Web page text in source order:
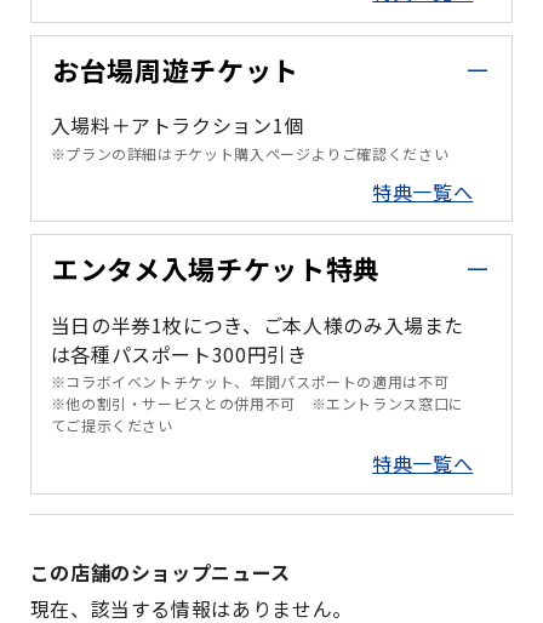
お台場周遊チケット
入場料＋アトラクション1個
※プランの詳細はチケット購入ページよりご確認ください
特典一覧へ
エンタメ入場チケット特典
当日の半券1枚につき、ご本人様のみ入場また
は各種パスポート300円引き
※コラボイベントチケット、年間パスポートの適用は不可
※他の割引・サービスとの併用不可 ※エントランス窓口に
てご提示ください
特典一覧へ
この店舗のショップニュース
現在、該当する情報はありません。